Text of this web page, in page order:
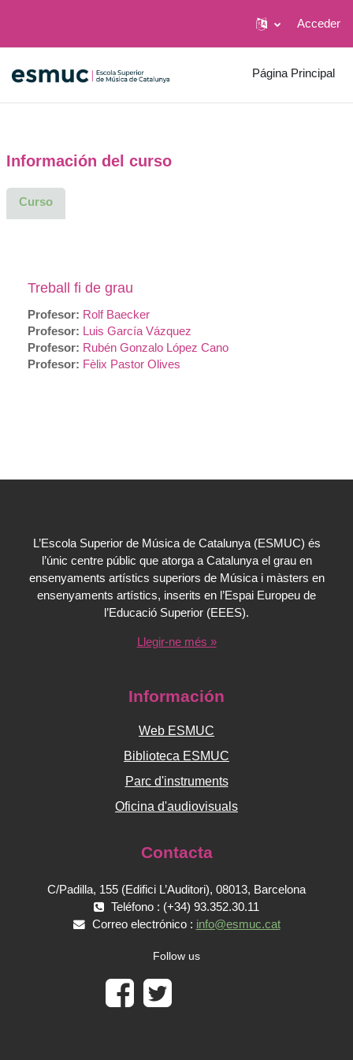
Acceder
Página Principal
Información del curso
Curso
Treball fi de grau
Profesor: Rolf Baecker
Profesor: Luis García Vázquez
Profesor: Rubén Gonzalo López Cano
Profesor: Fèlix Pastor Olives
L’Escola Superior de Música de Catalunya (ESMUC) és
l’únic centre públic que atorga a Catalunya el grau en
ensenyaments artístics superiors de Música i màsters en
ensenyaments artístics, inserits en l’Espai Europeu de
l’Educació Superior (EEES).
Llegir-ne més »
Información
Web ESMUC
Biblioteca ESMUC
Parc d'instruments
Oficina d'audiovisuals
Contacta
C/Padilla, 155 (Edifici L’Auditori), 08013, Barcelona
Teléfono : (+34) 93.352.30.11
Correo electrónico : info@esmuc.cat
Follow us